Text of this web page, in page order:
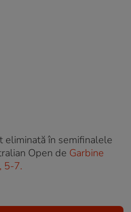
eliminată în semifinalele
Open de Garbine
5-7.